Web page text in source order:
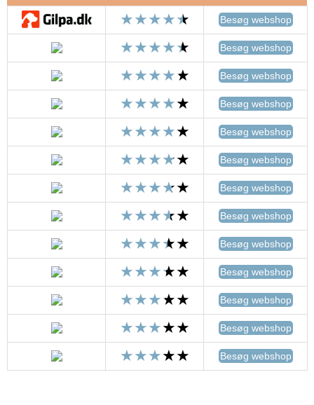
Besøg webshop
Besøg webshop
Besøg webshop
Besøg webshop
Besøg webshop
Besøg webshop
Besøg webshop
Besøg webshop
Besøg webshop
Besøg webshop
Besøg webshop
Besøg webshop
Besøg webshop